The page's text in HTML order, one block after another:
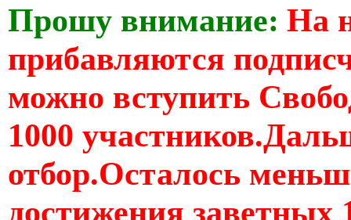
Прошу внимание: На
прибавляются
можно вступить
1000
отбор.Осталось
достижения заветных